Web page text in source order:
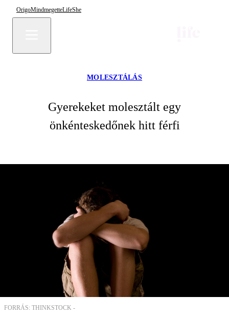
OrigoMindmegetteLifeShe
MOLESZTÁLÁS
Gyerekeket molesztált egy
önkénteskedőnek hitt férfi
FORRÁS: THINKSTOCK -